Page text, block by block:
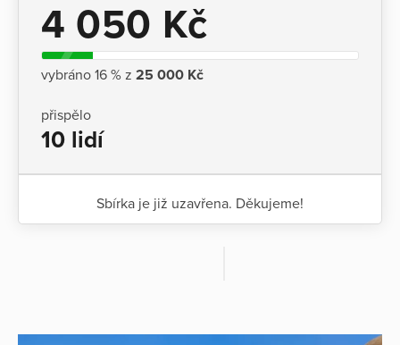
4 050 Kč
vybráno 16 % z 25 000 Kč
přispělo
10 lidí
Sbírka je již uzavřena. Děkujeme!